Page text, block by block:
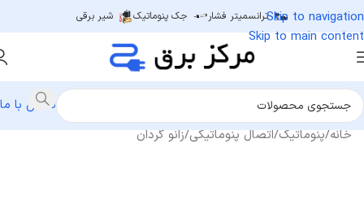
Skip to navigation
Skip to main content
ترانسمیتر فشار جک پنوماتیک شیر برقی
تماس با ما
خانه/پنوماتیک/اتصال پنوماتیکی/زانو گردان